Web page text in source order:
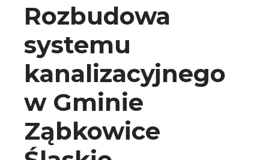
Rozbudowa
systemu
kanalizacyjnego
w Gminie
Ząbkowice